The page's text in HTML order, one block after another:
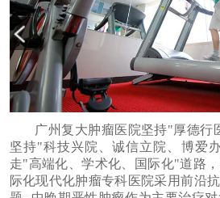
广州复大肿瘤医院坚持"厚德行
坚持"科技兴院、诚信立院、博爱
走"高端化、学术化、国际化"道路
际化现代化肿瘤专科医院采用前沿